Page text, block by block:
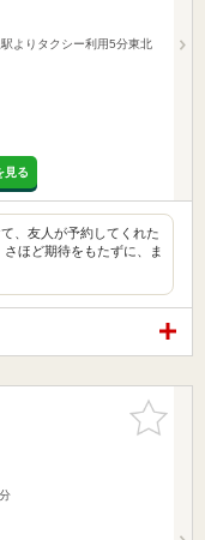
よりタクシー利用5分東北
見る
、友人が予約してくれた
ほど期待をもたずに、ま
お気に入
りに追加